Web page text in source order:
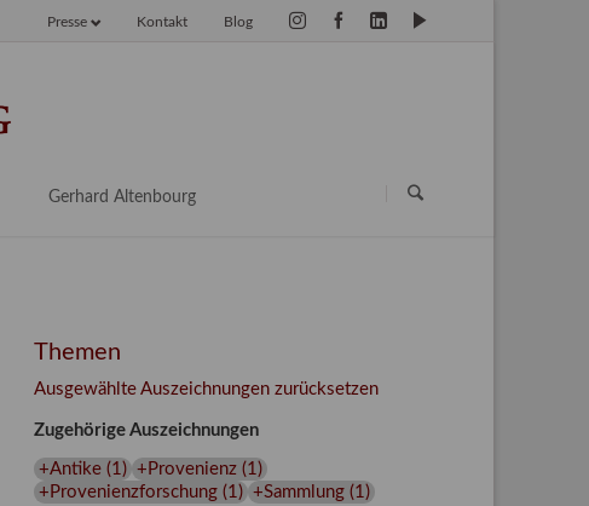
Blog
Kontakt
Presse
Gerhard Altenbourg
Themen
Ausgewählte Auszeichnungen zurücksetzen
Zugehörige Auszeichnungen
+Antike(1 ) +Provenienz(1 )
+Provenienzforschung(1 ) +Sammlung(1 )